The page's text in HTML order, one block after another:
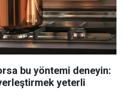
bu yöntemi deneyin:
yeterli